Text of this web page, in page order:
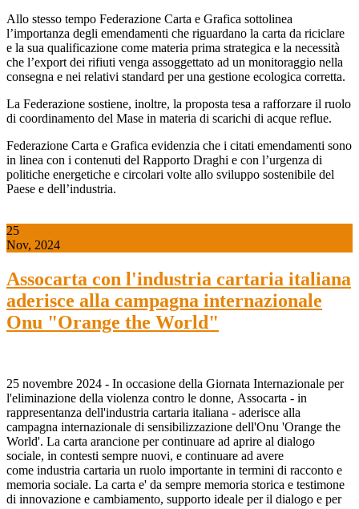
Allo stesso tempo Federazione Carta e Grafica sottolinea
l’importanza degli emendamenti che riguardano la carta da riciclare
e la sua qualificazione come materia prima strategica e la necessità
che l’export dei rifiuti venga assoggettato ad un monitoraggio nella
consegna e nei relativi standard per una gestione ecologica corretta.
La Federazione sostiene, inoltre, la proposta tesa a rafforzare il ruolo
di coordinamento del Mase in materia di scarichi di acque reflue.
Federazione Carta e Grafica evidenzia che i citati emendamenti sono
in linea con i contenuti del Rapporto Draghi e con l’urgenza di
politiche energetiche e circolari volte allo sviluppo sostenibile del
Paese e dell’industria.
25
Nov, 2024
Assocarta con l'industria cartaria italiana
aderisce alla campagna internazionale
Onu "Orange the World"
25 novembre 2024 - In occasione della Giornata Internazionale per
l'eliminazione della violenza contro le donne, Assocarta - in
rappresentanza dell'industria cartaria italiana - aderisce alla
campagna internazionale di sensibilizzazione dell'Onu 'Orange the
World'. La carta arancione per continuare ad aprire al dialogo
sociale, in contesti sempre nuovi, e continuare ad avere
come industria cartaria un ruolo importante in termini di racconto e
memoria sociale. La carta e' da sempre memoria storica e testimone
di innovazione e cambiamento, supporto ideale per il dialogo e per